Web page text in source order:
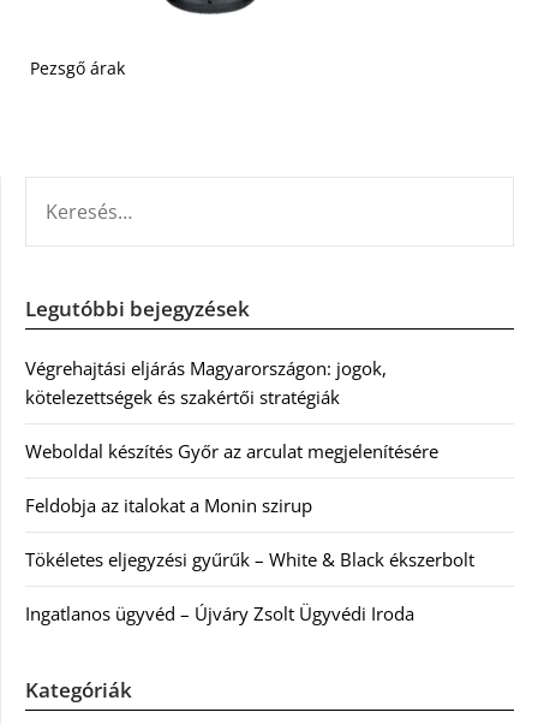
Pezsgő árak
Legutóbbi bejegyzések
Végrehajtási eljárás Magyarországon: jogok,
kötelezettségek és szakértői stratégiák
Weboldal készítés Győr az arculat megjelenítésére
Feldobja az italokat a Monin szirup
Tökéletes eljegyzési gyűrűk – White & Black ékszerbolt
Ingatlanos ügyvéd – Újváry Zsolt Ügyvédi Iroda
Kategóriák